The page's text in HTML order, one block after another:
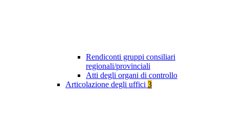
Rendiconti gruppi consiliari
regionali/provinciali
Atti degli organi di controllo
Articolazione degli uffici 3